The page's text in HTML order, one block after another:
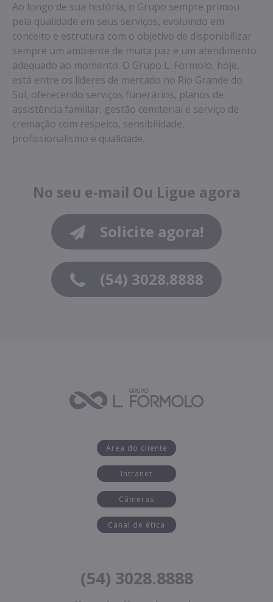
Ao longo de sua história, o Grupo sempre primou
pela qualidade em seus serviços, evoluindo em
conceito e estrutura com o objetivo de disponibilizar
sempre um ambiente de muita paz e um atendimento
adequado ao momento. O Grupo L. Formolo, hoje,
está entre os líderes de mercado no Rio Grande do
Sul, oferecendo serviços funerários, planos de
assistência familiar, gestão cemiterial e serviço de
cremação com respeito, sensibilidade,
profissionalismo e qualidade.
No seu e-mail Ou Ligue agora
Solicite agora!
(54) 3028.8888
Área do cliente
Intranet
Câmeras
Canal de ética
(54) 3028.8888